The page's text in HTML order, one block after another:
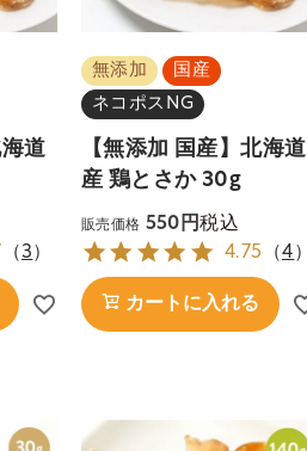
道
（ 3 ）
無添加
国産
ネコポスNG
【無添加 国産】北海道
産 鶏とさか 30g
販売価格 550 税込
4.75 （4 ）
カートに入れる